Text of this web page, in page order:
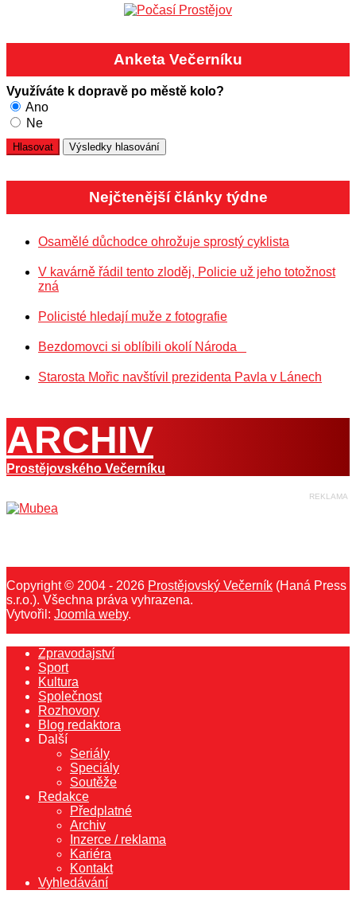
Anketa Večerníku
Využíváte k dopravě po městě kolo?
Ano
Ne
Nejčtenější články týdne
Osamělé důchodce ohrožuje sprostý cyklista
V kavárně řádil tento zloděj, Policie už jeho totožnost
zná
Policisté hledají muže z fotografie
Bezdomovci si oblíbili okolí Národa
Starosta Mořic navštívil prezidenta Pavla v Lánech
ARCHIV
Prostějovského Večerníku
Copyright © 2004 - 2026 Prostějovský Večerník (Haná Press
s.r.o.). Všechna práva vyhrazena.
Vytvořil: Joomla weby.
Zpravodajství
Sport
Kultura
Společnost
Rozhovory
Blog redaktora
Další
Seriály
Speciály
Soutěže
Redakce
Předplatné
Archiv
Inzerce / reklama
Kariéra
Kontakt
Vyhledávání